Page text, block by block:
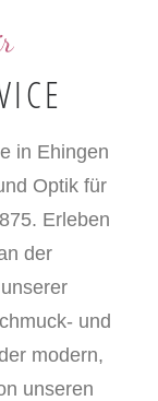
in Ehingen
Optik für
Erleben
der
und
modern,
unseren